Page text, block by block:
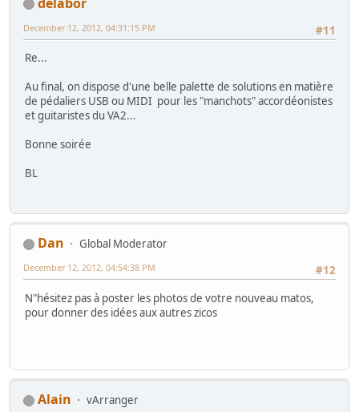
#11
December 12, 2012, 04:31:15 PM
Re...
Au final, on dispose d'une belle palette de solutions en matière
de pédaliers USB ou MIDI pour les "manchots" accordéonistes
et guitaristes du VA2...
Bonne soirée
BL
Dan
Global Moderator
#12
December 12, 2012, 04:54:38 PM
N"hésitez pas à poster les photos de votre nouveau matos,
pour donner des idées aux autres zicos
Alain
vArranger